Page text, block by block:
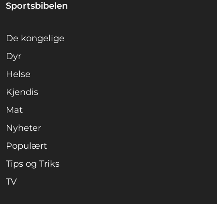
Sportsbibelen
De kongelige
Dyr
Helse
Kjendis
Mat
Nyheter
Populært
Tips og Triks
TV